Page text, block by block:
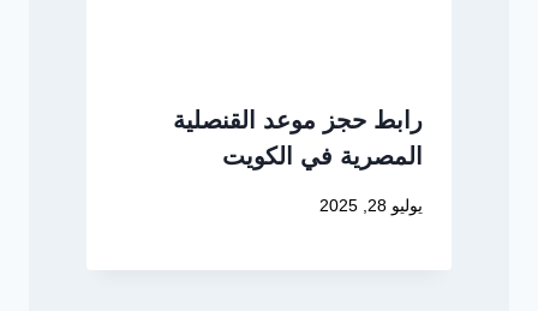
رابط حجز موعد القنصلية
المصرية في الكويت
يوليو 28, 2025